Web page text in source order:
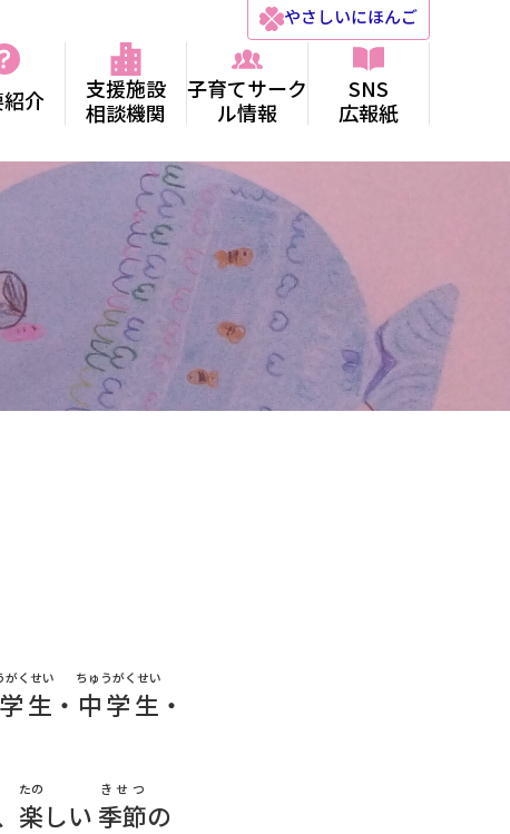
やさしいにほんご
介
支援施設
相談機関
子育てサーク
ル情報
SNS
広報紙
生
がくせい
・ 中学生
ちゅうがくせい
・
楽
たの
しい 季節
きせつ
の